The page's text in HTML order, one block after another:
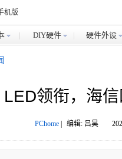
机版
DIY硬件 硬件外设
LED领衔，海
PChome| 编辑: 吕昊